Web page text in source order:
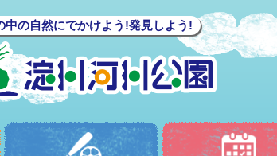
中の自然にでかけよう!発見しよう!